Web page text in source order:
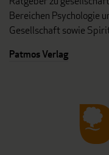
Bereichen Psychologie
Gesellschaft sowie
Patmos Verlag